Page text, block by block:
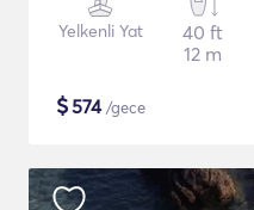
Yelkenli Yat
40 ft
12 m
$574/gece